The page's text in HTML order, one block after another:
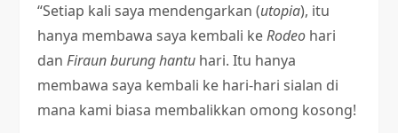
“Setiap kali saya mendengarkan (utopia), itu
hanya membawa saya kembali keRodeo hari
dan Firaun burung hantu hari. Itu hanya
membawa saya kembali ke hari-hari sialan di
mana kami biasa membalikkan omong kosong!